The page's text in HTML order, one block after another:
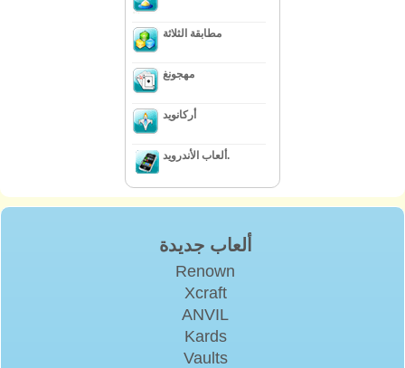
مطابقة الثلاثة
مهجونغ
أركانويد
ألعاب الأندرويد.
ألعاب جديدة
Renown
Xcraft
ANVIL
Kards
Vaults